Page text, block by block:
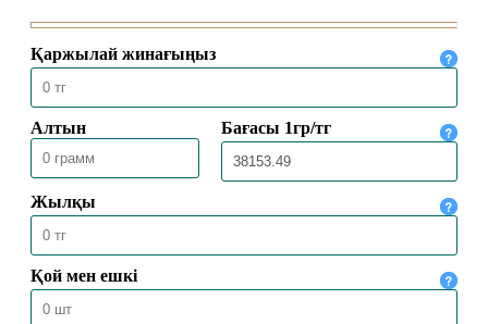
24.02.2025 10586
ПАЙҒАМБАРЛАР ЖӘНЕ ЕГІНШІЛІК
11.02.2025